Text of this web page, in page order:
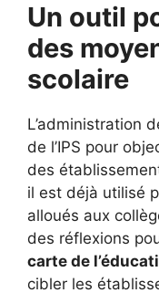
Un outil
des
scolaire
L’administration
de l’IPS pour
des
il est déjà utilisé
alloués aux
des réflexions
carte de
cibler les